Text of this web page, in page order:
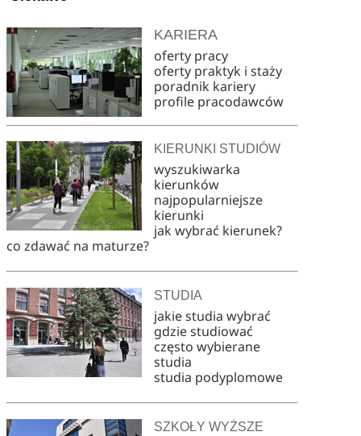
KARIERA
oferty pracy
oferty praktyk i staży
poradnik kariery
profile pracodawców
KIERUNKI STUDIÓW
wyszukiwarka
kierunków
najpopularniejsze
kierunki
jak wybrać kierunek?
co zdawać na maturze?
STUDIA
jakie studia wybrać
gdzie studiować
często wybierane
studia
studia podyplomowe
SZKOŁY WYŻSZE